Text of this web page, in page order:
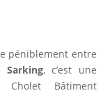
péniblement entre
Sarking, c’est une
Cholet Bâtiment